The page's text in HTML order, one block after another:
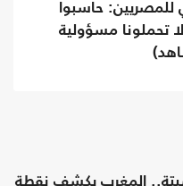
للمصريين: حاسبوا
تحملونا مسؤولية
المغرب يكشف نقطة